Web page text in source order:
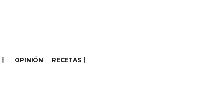
OPINIÓN RECETAS